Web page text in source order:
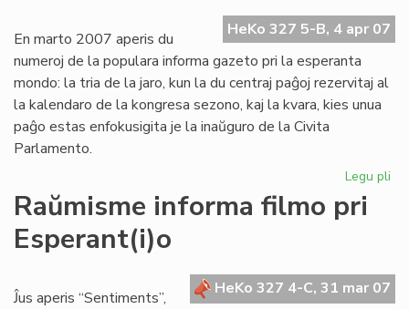
HeKo 327 5-B, 4 apr 07
En marto 2007 aperis du
numeroj de la populara informa gazeto pri la esperanta
mondo: la tria de la jaro, kun la du centraj paĝoj rezervitaj al
la kalendaro de la kongresa sezono, kaj la kvara, kies unua
paĝo estas enfokusigita je la inaŭguro de la Civita
Parlamento.
Legu pli
Raŭmisme informa filmo pri
Esperant(i)o
HeKo 327 4-C, 31 mar 07
Ĵus aperis “Sentiments”,